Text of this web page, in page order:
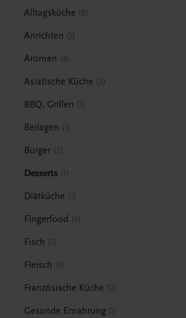
Alltagsküche 8
Anrichten 1
Aromen 4
Asiatische Küche 5
BBQ, Grillen 1
Beilagen 1
Burger 2
Desserts 1
Diätküche 1
Fingerfood 4
Fisch 1
Fleisch 4
Französische Küche 2
Gesunde Ernährung 1